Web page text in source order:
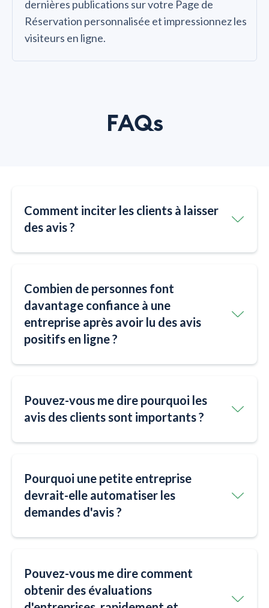
dernières publications sur votre Page de
Réservation personnalisée et impressionnez les
visiteurs en ligne.
FAQs
Comment inciter les clients à laisser
des avis ?
Combien de personnes font
davantage confiance à une
entreprise après avoir lu des avis
positifs en ligne ?
Pouvez-vous me dire pourquoi les
avis des clients sont importants ?
Pourquoi une petite entreprise
devrait-elle automatiser les
demandes d'avis ?
Pouvez-vous me dire comment
obtenir des évaluations